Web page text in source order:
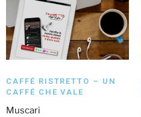
CAFFÉ RISTRETTO – UN
CAFFÉ CHE VALE
Muscari